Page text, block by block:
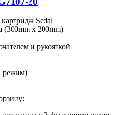
Sedal
(300mm x 200mm)
и рукояткой
режим)